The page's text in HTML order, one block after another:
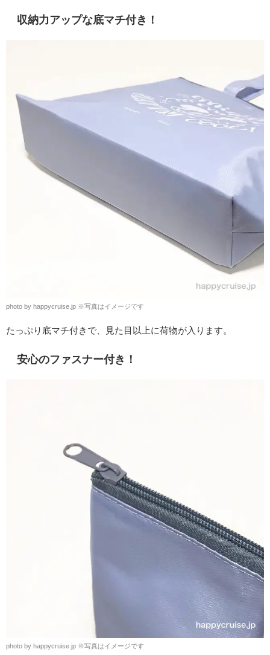
収納力アップな底マチ付き！
photo by happycruise.jp ※写真はイメージです
たっぷり底マチ付きで、見た目以上に荷物が入ります。
安心のファスナー付き！
photo by happycruise.jp ※写真はイメージです